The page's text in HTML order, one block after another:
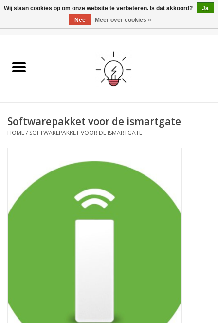
Ismartgate
Handzenders
Softwarepakket voor de ismartgate
HOME/ SOFTWAREPAKKET VOOR DE ISMARTGATE
Wij slaan cookies op om onze website te verbeteren. Is dat akkoord?
Ja
Nee
Meer over cookies »